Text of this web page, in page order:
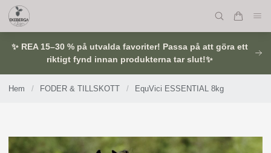
✨ REA 15–30 % på utvalda favoriter! Passa på att göra ett
riktigt fynd innan produkterna tar slut!✨
Hem / FODER & TILLSKOTT / EquVici ESSENTIAL 8kg